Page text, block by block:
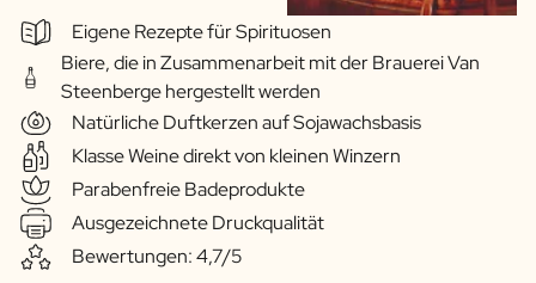
Eigene Rezepte für Spirituosen
Biere, die in Zusammenarbeit mit der Brauerei Van
Steenberge hergestellt werden
Natürliche Duftkerzen auf Sojawachsbasis
Klasse Weine direkt von kleinen Winzern
Parabenfreie Badeprodukte
Ausgezeichnete Druckqualität
Bewertungen: 4,7/5